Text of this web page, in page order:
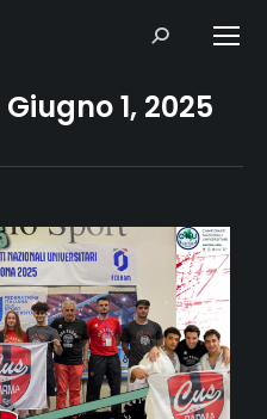
Search:
Giugno 1, 2025